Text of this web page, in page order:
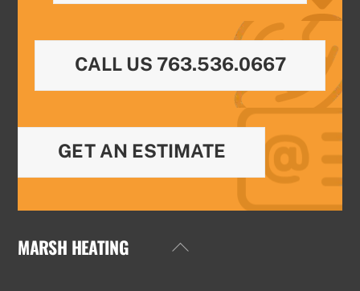
CALL US 763.536.0667
GET AN ESTIMATE
Back
MARSH HEATING